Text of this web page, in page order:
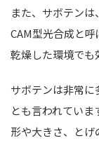
また、サボテンは、
CAM型光合成と呼
乾燥した環境でも
サボテンは非常に
とも言われていま
形や大きさ、とげ